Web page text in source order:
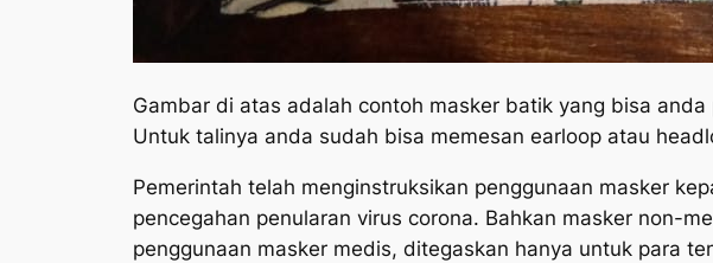
Gambar di atas adalah contoh masker batik yang bisa
Untuk talinya anda sudah bisa memesan earloop atau
Pemerintah telah menginstruksikan penggunaan masker
pencegahan penularan virus corona. Bahkan masker non-
penggunaan masker medis, ditegaskan hanya untuk para